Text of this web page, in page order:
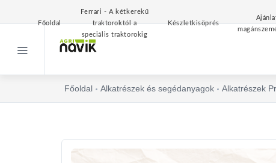
Főoldal
Ferrari - A kétkerekű
traktoroktól a
speciális traktorokig
Készletkisöprés
Főoldal Alkatrészek és segédanyagok Alkatrészek